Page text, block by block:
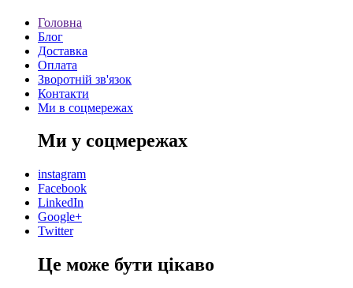
Головна
Блог
Доставка
Оплата
Зворотній зв'язок
Контакти
Ми в соцмережах
Ми у соцмережах
instagram
Facebook
LinkedIn
Google+
Twitter
Це може бути цікаво